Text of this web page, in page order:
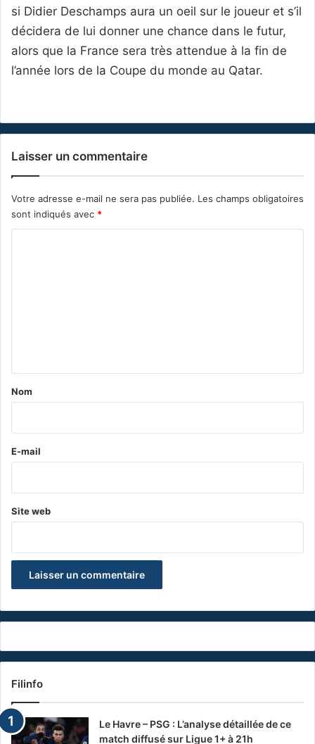
si Didier Deschamps aura un oeil sur le joueur et s’il
décidera de lui donner une chance dans le futur,
alors que la France sera très attendue à la fin de
l’année lors de la Coupe du monde au Qatar.
Laisser un commentaire
Votre adresse e-mail ne sera pas publiée. Les champs obligatoires
sont indiqués avec *
a
e
Nom
E-mail
Site web
Filinfo
Le Havre – PSG : L’analyse détaillée de ce
match diffusé sur Ligue 1+ à 21h